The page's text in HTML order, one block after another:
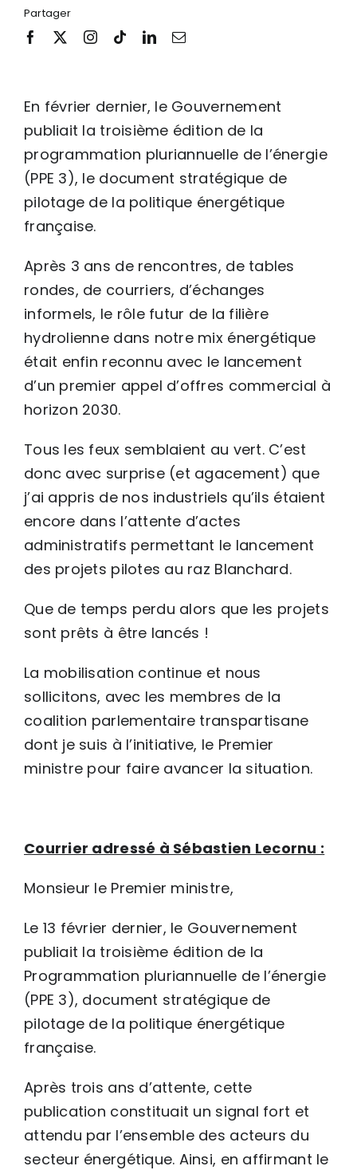
Partager
En février dernier, le Gouvernement
publiait la troisième édition de la
programmation pluriannuelle de l’énergie
(PPE 3), le document stratégique de
pilotage de la politique énergétique
française.
Après 3 ans de rencontres, de tables
rondes, de courriers, d’échanges
informels, le rôle futur de la filière
hydrolienne dans notre mix énergétique
était enfin reconnu avec le lancement
d’un premier appel d’offres commercial à
horizon 2030.
Tous les feux semblaient au vert. C’est
donc avec surprise (et agacement) que
j’ai appris de nos industriels qu’ils étaient
encore dans l’attente d’actes
administratifs permettant le lancement
des projets pilotes au raz Blanchard.
Que de temps perdu alors que les projets
sont prêts à être lancés !
La mobilisation continue et nous
sollicitons, avec les membres de la
coalition parlementaire transpartisane
dont je suis à l’initiative, le Premier
ministre pour faire avancer la situation.
Courrier adressé à Sébastien Lecornu :
Monsieur le Premier ministre,
Le 13 février dernier, le Gouvernement
publiait la troisième édition de la
Programmation pluriannuelle de l’énergie
(PPE 3), document stratégique de
pilotage de la politique énergétique
française.
Après trois ans d’attente, cette
publication constituait un signal fort et
attendu par l’ensemble des acteurs du
secteur énergétique. Ainsi, en affirmant le